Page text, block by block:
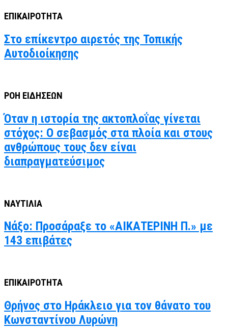
ΕΠΙΚΑΙΡΟΤΗΤΑ
Στο επίκεντρο αιρετός της Τοπικής
Αυτοδιοίκησης
ΡΟΗ ΕΙΔΗΣΕΩΝ
Όταν η ιστορία της ακτοπλοΐας γίνεται
στόχος: Ο σεβασμός στα πλοία και στους
ανθρώπους τους δεν είναι
διαπραγματεύσιμος
ΝΑΥΤΙΛΙΑ
Νάξο: Προσάραξε το «ΑΙΚΑΤΕΡΙΝΗ Π.» με
143 επιβάτες
ΕΠΙΚΑΙΡΟΤΗΤΑ
Θρήνος στο Ηράκλειο για τον θάνατο του
Κωνσταντίνου Λυρώνη